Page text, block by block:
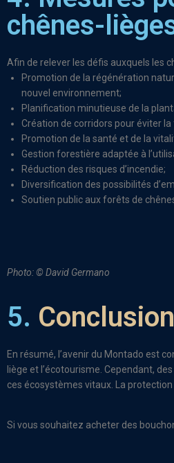
chênes-
Afin de relever les défis auxquels les
Promotion de la régénération
nouvel environnement;
Planification minutieuse de la
Création de corridors pour éviter
Promotion de la santé et de la
Gestion forestière adaptée à
Réduction des risques d’incendie;
Diversification des possibilités
Soutien public aux forêts de
Photo: © David Germano
5.
En résumé, l’avenir du Montado est
liège et l’écotourisme. Cependant,
ces écosystèmes vitaux. La
Si vous souhaitez acheter des